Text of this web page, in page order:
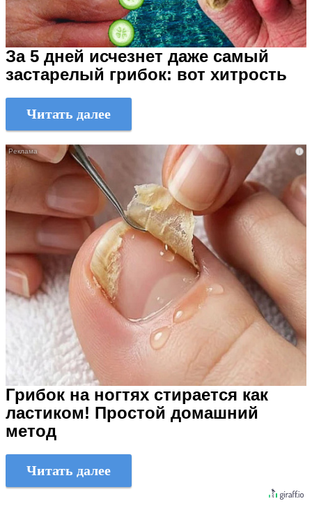
За 5 дней исчезнет даже самый
застарелый грибок: вот хитрость
Читать далее
i
Грибок на ногтях стирается как
ластиком! Простой домашний
метод
Читать далее